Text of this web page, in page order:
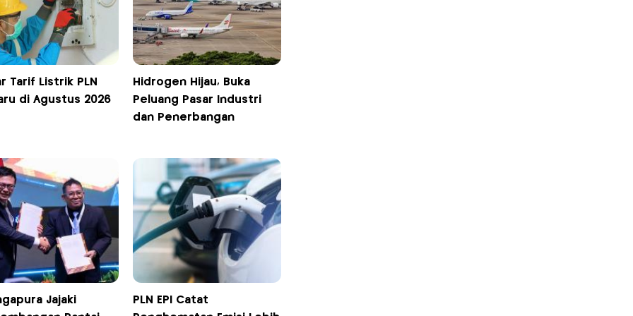
Tarif Listrik PLN
di Agustus 2026
Hidrogen Hijau, Buka
Peluang Pasar Industri
dan Penerbangan
Jajaki
PLN EPI Catat